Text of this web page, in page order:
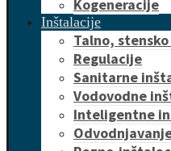
Kogeneracije
Inštalacije
Talno,
Regulacije
Sanitarne
Vodovodne
Inteligentne